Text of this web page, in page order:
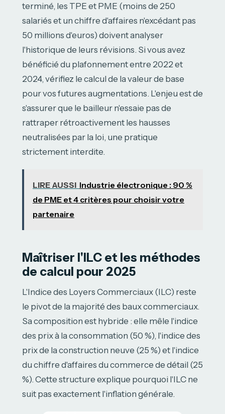
terminé, les TPE et PME (moins de 250
salariés et un chiffre d'affaires n'excédant pas
50 millions d'euros) doivent analyser
l'historique de leurs révisions. Si vous avez
bénéficié du plafonnement entre 2022 et
2024, vérifiez le calcul de la valeur de base
pour vos futures augmentations. L'enjeu est de
s'assurer que le bailleur n'essaie pas de
rattraper rétroactivement les hausses
neutralisées par la loi, une pratique
strictement interdite.
LIRE AUSSI Industrie électronique : 90 %
de PME et 4 critères pour choisir votre
partenaire
Maîtriser l'ILC et les méthodes
de calcul pour 2025
L'Indice des Loyers Commerciaux (ILC) reste
le pivot de la majorité des baux commerciaux.
Sa composition est hybride : elle mêle l'indice
des prix à la consommation (50 %), l'indice des
prix de la construction neuve (25 %) et l'indice
du chiffre d'affaires du commerce de détail (25
%). Cette structure explique pourquoi l'ILC ne
suit pas exactement l'inflation générale.